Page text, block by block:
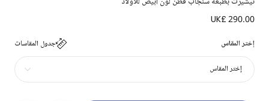
UK£ 290.00
إختر المقاس جدول المقاسات
إختر المقاس